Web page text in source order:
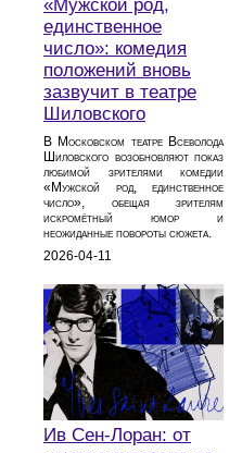
«Мужской род,
единственное
число»: комедия
положений вновь
зазвучит в театре
Шиловского
В Московском театре Всеволода
Шиловского возобновляют показ
любимой зрителями комедии
«Мужской род, единственное
число», обещая зрителям
искромётный юмор и
неожиданные повороты сюжета.
2026-04-11
Ив Сен-Лоран: от